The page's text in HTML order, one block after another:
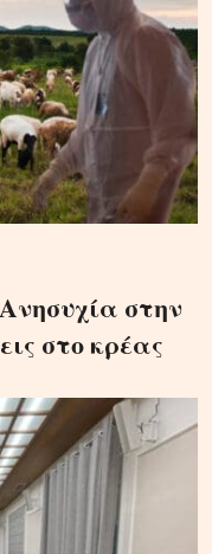
στην
στο κρέας